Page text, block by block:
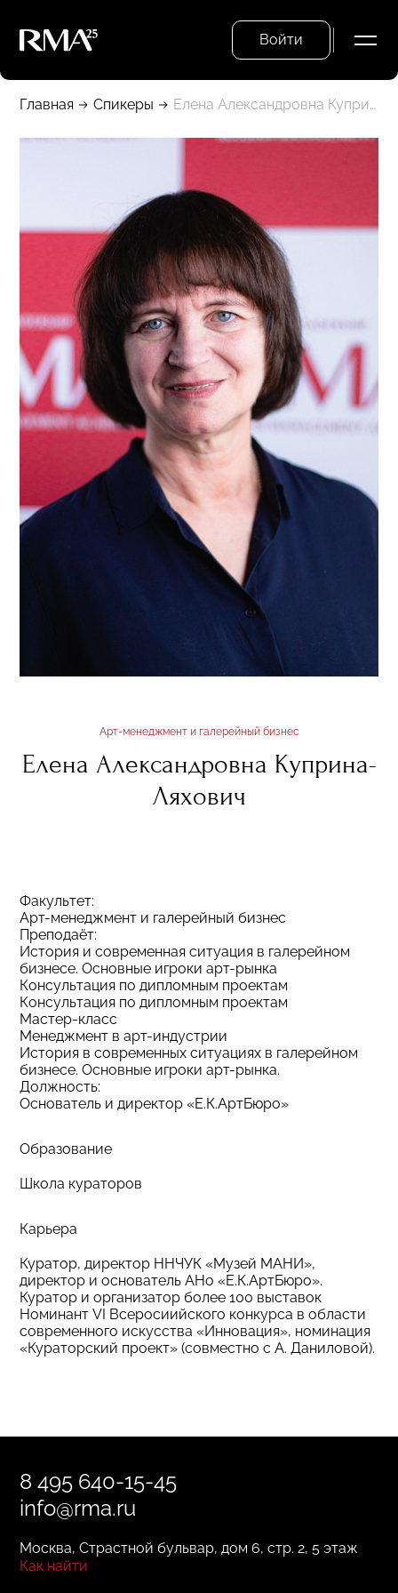
Войти
Главная Спикеры Елена Александровна Куприна-Ляхович
Арт-менеджмент и галерейный бизнес
Елена Александровна Куприна-
Ляхович
Факультет:
Арт-менеджмент и галерейный бизнес
Преподаёт:
История и современная ситуация в галерейном
бизнесе. Основные игроки арт-рынка
Консультация по дипломным проектам
Консультация по дипломным проектам
Мастер-класс
Менеджмент в арт-индустрии
История в современных ситуациях в галерейном
бизнесе. Основные игроки арт-рынка.
Должность:
Основатель и директор «Е.К.АртБюро»
Образование
Школа кураторов
Карьера
Куратор, директор ННЧУК «Музей МАНИ»,
директор и основатель АНо «Е.К.АртБюро».
Куратор и организатор более 100 выставок
Номинант VI Всеросиийского конкурса в области
современного искусства «Инновация», номинация
«Кураторский проект» (совместно с А. Даниловой).
8 495 640-15-45
info@rma.ru
Москва, Страстной бульвар, дом 6, стр. 2, 5 этаж
Как найти